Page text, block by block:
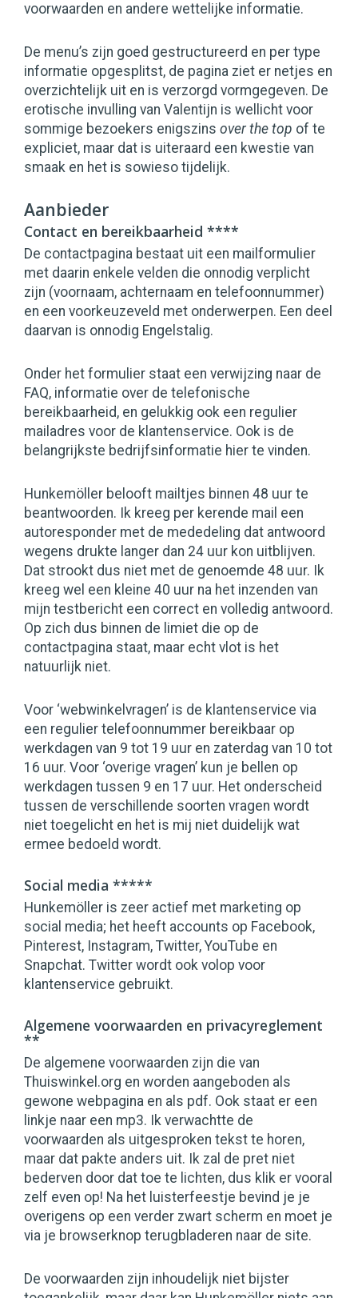
voorwaarden en andere wettelijke informatie.
De menu’s zijn goed gestructureerd en per type
informatie opgesplitst, de pagina ziet er netjes en
overzichtelijk uit en is verzorgd vormgegeven. De
erotische invulling van Valentijn is wellicht voor
sommige bezoekers enigszins over the top of te
expliciet, maar dat is uiteraard een kwestie van
smaak en het is sowieso tijdelijk.
Aanbieder
Contact en bereikbaarheid ****
De contactpagina bestaat uit een mailformulier
met daarin enkele velden die onnodig verplicht
zijn (voornaam, achternaam en telefoonnummer)
en een voorkeuzeveld met onderwerpen. Een deel
daarvan is onnodig Engelstalig.
Onder het formulier staat een verwijzing naar de
FAQ, informatie over de telefonische
bereikbaarheid, en gelukkig ook een regulier
mailadres voor de klantenservice. Ook is de
belangrijkste bedrijfsinformatie hier te vinden.
Hunkemöller belooft mailtjes binnen 48 uur te
beantwoorden. Ik kreeg per kerende mail een
autoresponder met de mededeling dat antwoord
wegens drukte langer dan 24 uur kon uitblijven.
Dat strookt dus niet met de genoemde 48 uur. Ik
kreeg wel een kleine 40 uur na het inzenden van
mijn testbericht een correct en volledig antwoord.
Op zich dus binnen de limiet die op de
contactpagina staat, maar echt vlot is het
natuurlijk niet.
Voor ‘webwinkelvragen’ is de klantenservice via
een regulier telefoonnummer bereikbaar op
werkdagen van 9 tot 19 uur en zaterdag van 10 tot
16 uur. Voor ‘overige vragen’ kun je bellen op
werkdagen tussen 9 en 17 uur. Het onderscheid
tussen de verschillende soorten vragen wordt
niet toegelicht en het is mij niet duidelijk wat
ermee bedoeld wordt.
Social media *****
Hunkemöller is zeer actief met marketing op
social media; het heeft accounts op Facebook,
Pinterest, Instagram, Twitter, YouTube en
Snapchat. Twitter wordt ook volop voor
klantenservice gebruikt.
Algemene voorwaarden en privacyreglement
**
De algemene voorwaarden zijn die van
Thuiswinkel.org en worden aangeboden als
gewone webpagina en als pdf. Ook staat er een
linkje naar een mp3. Ik verwachtte de
voorwaarden als uitgesproken tekst te horen,
maar dat pakte anders uit. Ik zal de pret niet
bederven door dat toe te lichten, dus klik er vooral
zelf even op! Na het luisterfeestje bevind je je
overigens op een verder zwart scherm en moet je
via je browserknop terugbladeren naar de site.
De voorwaarden zijn inhoudelijk niet bijster